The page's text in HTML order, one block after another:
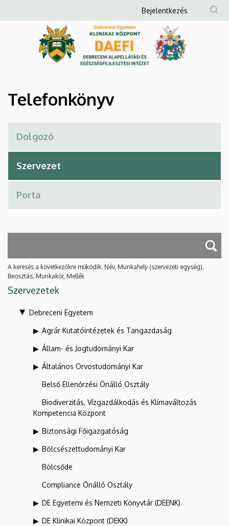
Debreceni
és
Egészségfejlesztési
Intézet
a
Anonim
Felhasználói
fiók
menüje
Bejelentkezés
Telefonkönyv
A keresés a következőkre működik: Név, Munkahely (szervezeti egység),
Beosztás, Munkakör, Mellék
Szervezetek
Debreceni Egyetem
Agrár Kutatóintézetek és Tangazdaság
Állam- és Jogtudományi Kar
Általános Orvostudományi Kar
Belső Ellenőrzési Önálló Osztály
Biodiverzitás, Vízgazdálkodás és Klímaváltozás
Kompetencia Központ
Biztonsági Főigazgatóság
Bölcsészettudományi Kar
Bölcsőde
Compliance Önálló Osztály
DE Egyetemi és Nemzeti Könyvtár (DEENK)
DE Klinikai Központ (DEKK)